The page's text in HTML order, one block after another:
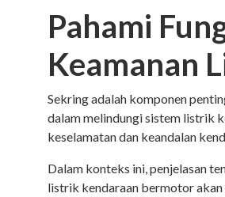
Pahami
Keamanan
Sekring adalah komponen
dalam melindungi sistem listrik
keselamatan dan keandalan
Dalam konteks ini, penjelasan
listrik kendaraan bermotor